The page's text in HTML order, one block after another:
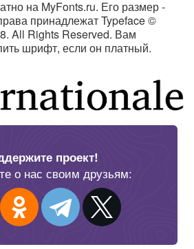
на MyFonts.ru. Его размер -
принадлежат Typeface ©
All Rights Reserved. Вам
шрифт, если он платный.
проект!
о нас своим друзьям: